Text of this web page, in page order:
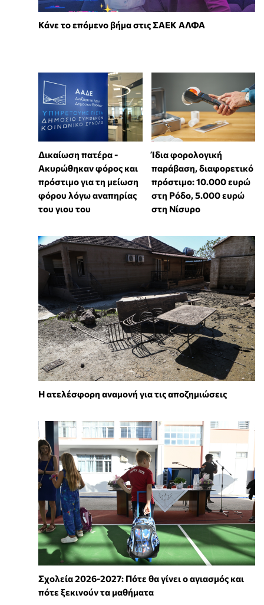
Κάνε το επόμενο βήμα στις ΣΑΕΚ ΑΛΦΑ
Δικαίωση πατέρα -
Ακυρώθηκαν φόρος και
πρόστιμο για τη μείωση
φόρου λόγω αναπηρίας
του γιου του
Ίδια φορολογική
παράβαση, διαφορετικό
πρόστιμο: 10.000 ευρώ
στη Ρόδο, 5.000 ευρώ
στη Νίσυρο
Η ατελέσφορη αναμονή για τις αποζημιώσεις
Σχολεία 2026-2027: Πότε θα γίνει ο αγιασμός και
πότε ξεκινούν τα μαθήματα